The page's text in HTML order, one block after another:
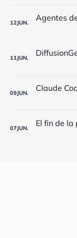
12JUN.
11JUN.
09JUN.
07JUN.